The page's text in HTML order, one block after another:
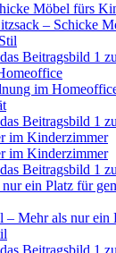
– Schicke
im
im Kinderzimmer
– Mehr als nur ein